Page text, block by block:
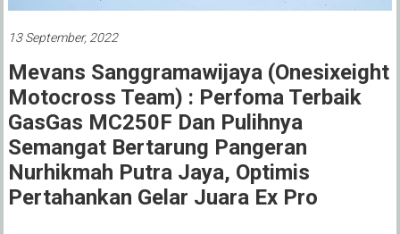
13 September, 2022
Mevans Sanggramawijaya (Onesixeight
Motocross Team) : Perfoma Terbaik
GasGas MC250F Dan Pulihnya
Semangat Bertarung Pangeran
Nurhikmah Putra Jaya, Optimis
Pertahankan Gelar Juara Ex Pro